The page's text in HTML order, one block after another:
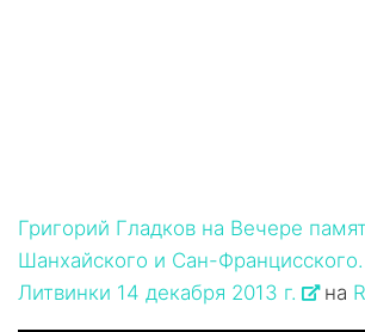
Григорий Гладков на Вечере
Шанхайского и Сан-
Литвинки 14 декабря 2013 г.
на